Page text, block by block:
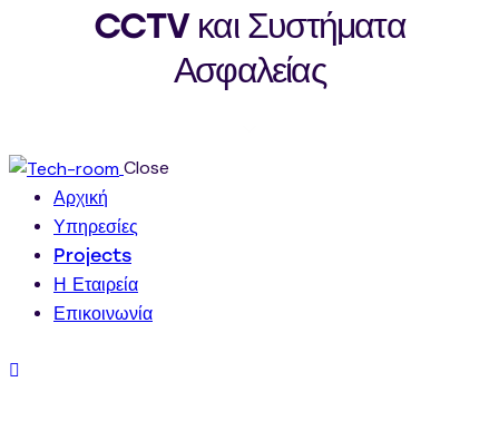
CCTV και Συστήματα
Ασφαλείας
Close
Αρχική
Υπηρεσίες
Projects
Η Εταιρεία
Επικοινωνία